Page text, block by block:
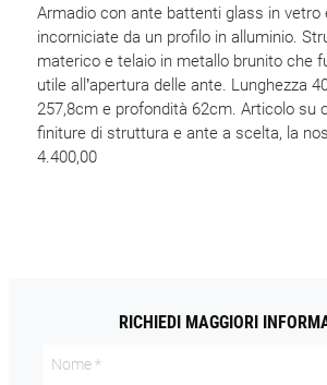
Armadio con ante battenti glass in vetro
incorniciate da un profilo in alluminio.
materico e telaio in metallo brunito che
utile all’apertura delle ante. Lunghezza
257,8cm e profondità 62cm. Articolo su
finiture di struttura e ante a scelta, la
4.400,00
RICHIEDI MAGGIORI